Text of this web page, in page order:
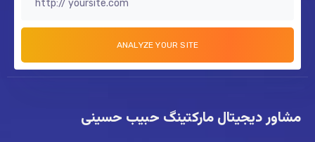
مشاور دیجیتال مارکتینگ حبیب حسینی